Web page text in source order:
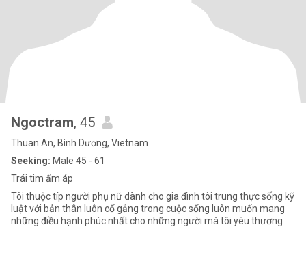
Ngoctram, 45
Thuan An, Bình Dương, Vietnam
Seeking: Male 45 - 61
Trái tim ấm áp
Tôi thuộc típ người phụ nữ dành cho gia đình tôi trung thực sống kỹ
luật với bản thân luôn cố gắng trong cuộc sống luôn muốn mang
những điều hạnh phúc nhất cho những người mà tôi yêu thương